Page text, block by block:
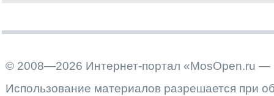
© 2008—2026 Интернет-портал «MosOpen.ru —
Использование материалов разрешается при